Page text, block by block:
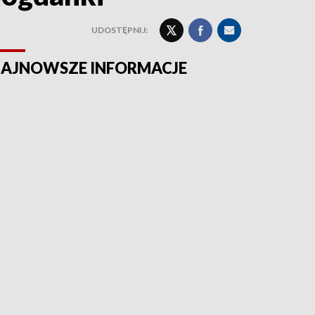
UDOSTĘPNIJ:
INFORMACJE